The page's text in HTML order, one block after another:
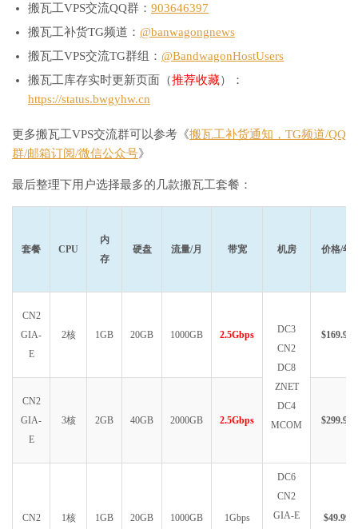
搬瓦工VPS交流QQ群： 903646397
搬瓦工补货TG频道： @banwagongnews
搬瓦工VPS交流TG群组： @BandwagonHostUsers
搬瓦工库存实时更新页面（推荐收藏）：
https://status.bwgyhw.cn
更多搬瓦工VPS交流群可以参考《搬瓦工补货通知，TG频道/QQ
群/邮箱订阅/微信公众号》
最后整理下用户选择最多的几款搬瓦工套餐：
套餐 CPU
内
存
硬盘 流量/月 带宽 机房 价格/年
CN2
GIA-
E
2核 1GB 20GB 1000GB 2.5Gbps
DC3
CN2
DC8
ZNET
DC4
MCOM
$169.99
CN2
GIA-
E
3核 2GB 40GB 2000GB 2.5Gbps $299.99
CN2 1核 1GB 20GB 1000GB 1Gbps
DC6
CN2
GIA-E
$49.99